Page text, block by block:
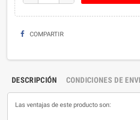
COMPARTIR
DESCRIPCIÓN CONDICIONES DE
Las ventajas de este producto son: